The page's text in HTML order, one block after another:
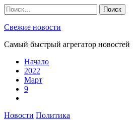
Skip
to
content
Найти:
Свежие новости
Самый быстрый агрегатор новостей
Начало
2022
Март
9
Новости Политика